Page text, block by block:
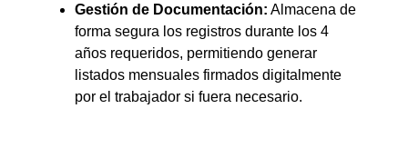
Gestión de Documentación: Almacena de
forma segura los registros durante los 4
años requeridos, permitiendo generar
listados mensuales firmados digitalmente
por el trabajador si fuera necesario.